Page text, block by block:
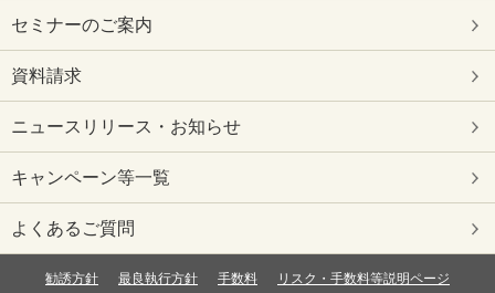
セミナーのご案内
資料請求
ニュースリリース・お知らせ
キャンペーン等一覧
よくあるご質問
勧誘方針 最良執行方針 手数料
リスク・手数料等説明ページ